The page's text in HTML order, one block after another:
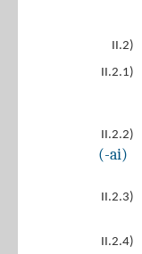
II.2)
II.2.1)
II.2.2)
(-ai)
II.2.3)
II.2.4)